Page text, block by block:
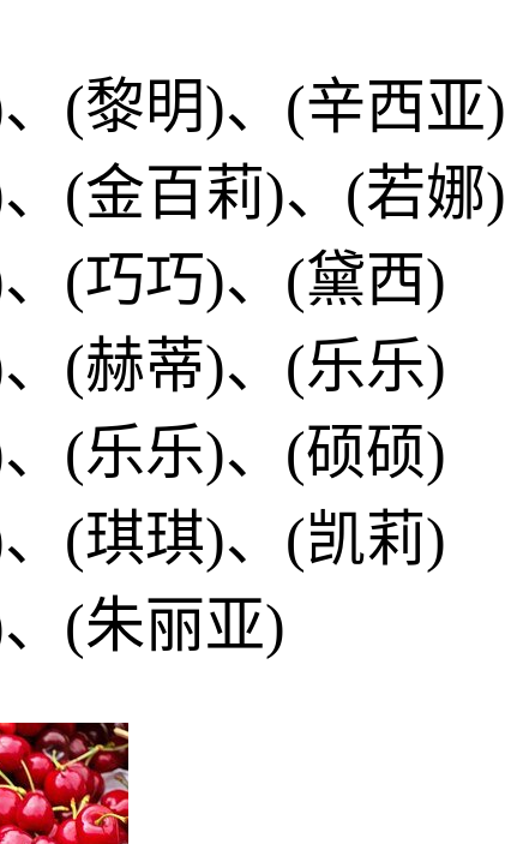
(黎明)、(辛西亚)
(金百莉)、(若娜)
(巧巧)、(黛西)
(赫蒂)、(乐乐)
(乐乐)、(硕硕)
(琪琪)、(凯莉)
(朱丽亚)